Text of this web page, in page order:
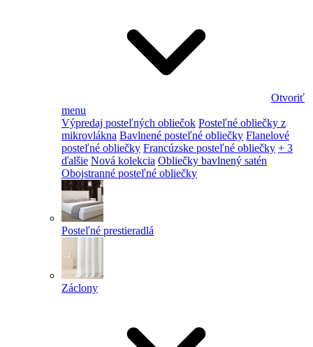
Otvoriť
menu
Výpredaj posteľných obliečok Posteľné obliečky z
mikrovlákna Bavlnené posteľné obliečky Flanelové
posteľné obliečky Francúzske posteľné obliečky + 3
ďalšie Nová kolekcia Obliečky bavlnený satén
Obojstranné posteľné obliečky
Posteľné prestieradlá
Záclony